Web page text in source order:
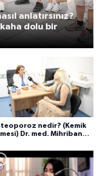
nedir? (Kemik
Dr. med. Mihriban
anlatırsınız?
dolu bir